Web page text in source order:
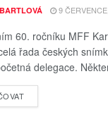
9
60. ročníku MFF
řada českých
delegace.